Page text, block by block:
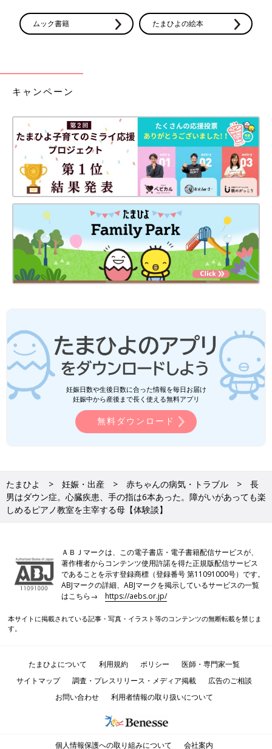
ムック書籍 たまひよの絵本
キャンペーン
妊娠日数や生後日数に合った情報を毎日お届け
妊娠中から産後まで長く使える無料アプリ
無料ダウンロード
たまひよ 妊娠・出産 赤ちゃんの病気・トラブル
長
男はダウン症。心臓疾患、手の指は6本あった。障がいがあっても楽
しめるピアノ教室を主宰する母【体験談】
ＡＢＪマークは、この電子書店・電子書籍配信サービスが、
著作権者からコンテンツ使用許諾を得た正規版配信サービス
であることを示す登録商標（登録番号 第11091000号）です。
ABJマークの詳細、ABJマークを掲示しているサービスの一覧
はこちら→https://aebs.or.jp/
本サイトに掲載されている記事・写真・イラスト等のコンテンツの無断転載を禁じま
す。
たまひよについて 利用規約 ポリシー
医師・専門家一覧
サイトマップ
調査・プレスリリース・メディア掲載
広告のご相談
お問い合わせ
利用者情報の取り扱いについて
個人情報保護への取り組みについて 会社案内